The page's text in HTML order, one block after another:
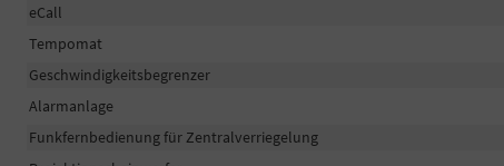
eCall
Tempomat
Geschwindigkeitsbegrenzer
Alarmanlage
Funkfernbedienung für Zentralverriegelung